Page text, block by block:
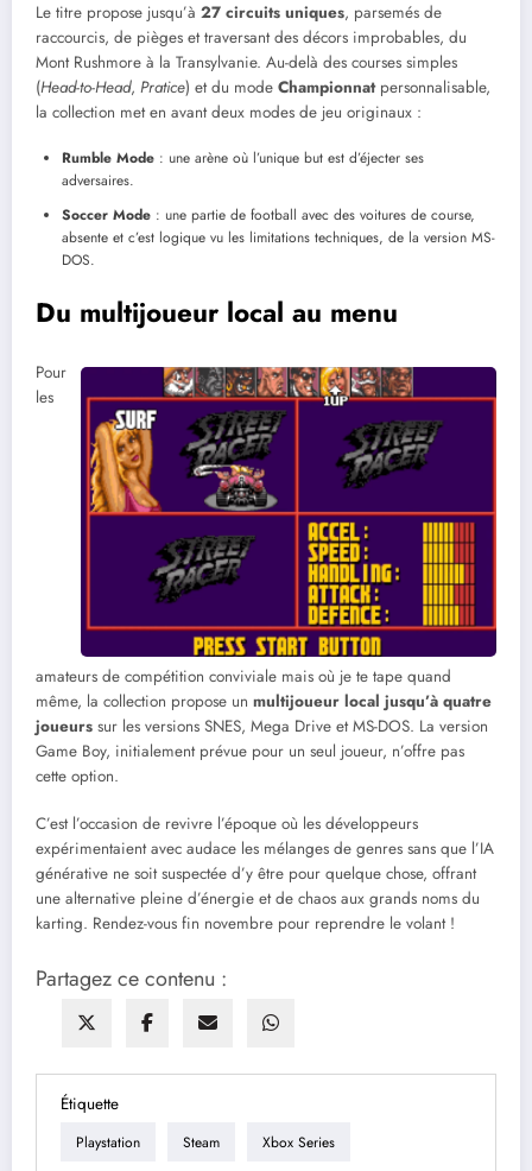
Le titre propose jusqu’à 27 circuits uniques, parsemés de
raccourcis, de pièges et traversant des décors improbables, du
Mont Rushmore à la Transylvanie. Au-delà des courses simples
(Head-to-Head, Pratice) et du mode Championnatpersonnalisable,
la collection met en avant deux modes de jeu originaux :
Rumble Mode : une arène où l’unique but est d’éjecter ses
adversaires.
Soccer Mode : une partie de football avec des voitures de course,
absente et c’est logique vu les limitations techniques, de la version MS-
DOS.
Du multijoueur local au menu
Pour
les
amateurs de compétition conviviale mais où je te tape quand
même, la collection propose un multijoueur local jusqu’à quatre
joueurs sur les versions SNES, Mega Drive et MS-DOS. La version
Game Boy, initialement prévue pour un seul joueur, n’offre pas
cette option.
C’est l’occasion de revivre l’époque où les développeurs
expérimentaient avec audace les mélanges de genres sans que l’IA
générative ne soit suspectée d’y être pour quelque chose, offrant
une alternative pleine d’énergie et de chaos aux grands noms du
karting. Rendez-vous fin novembre pour reprendre le volant !
Partagez ce contenu :
Étiquette
Playstation Steam Xbox Series